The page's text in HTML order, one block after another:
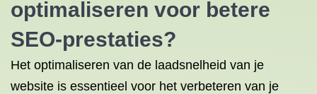
optimaliseren voor betere
SEO-prestaties?
Het optimaliseren van de laadsnelheid van je
website is essentieel voor het verbeteren van je